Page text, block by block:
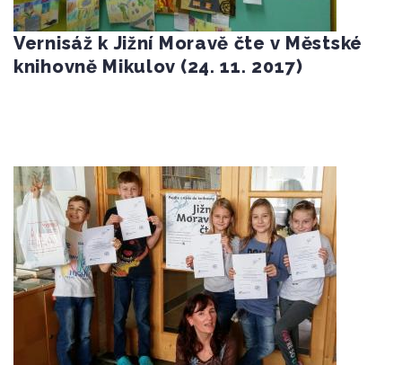
Vernisáž k Jižní Moravě čte v Městské
knihovně Mikulov (24. 11. 2017)